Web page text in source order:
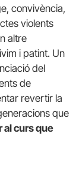
convivència,
violents
altre
i patint. Un
del
de
revertir la
que
al curs que